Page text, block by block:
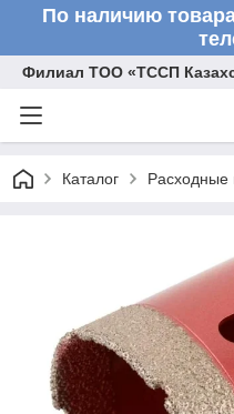
По наличию
Филиал ТОО «ТССП
Каталог Расходные